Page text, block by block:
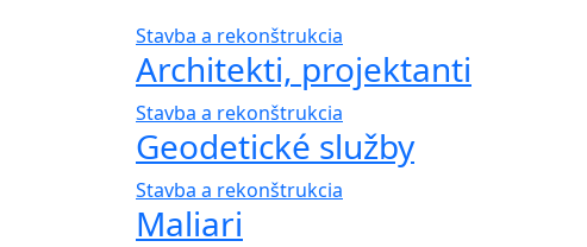
Stavba a rekonštrukcia
Architekti, projektanti
Stavba a rekonštrukcia
Geodetické služby
Stavba a rekonštrukcia
Maliari